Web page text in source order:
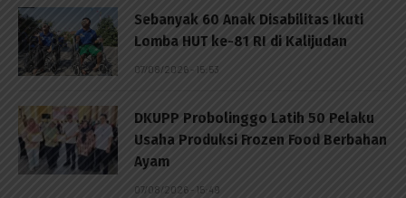
Sebanyak 60 Anak Disabilitas Ikuti
Lomba HUT ke-81 RI di Kalijudan
07/08/2026 - 15:53
DKUPP Probolinggo Latih 50 Pelaku
Usaha Produksi Frozen Food Berbahan
Ayam
07/08/2026 - 15:49